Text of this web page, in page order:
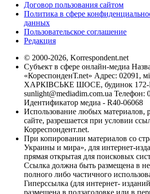
Договор пользования сайтом
Политика в сфере
данных
Пользовательское соглашение
Редакция
© 2000-2026, Korrespondent.net
Субъект в сфере онлайн-медиа
«КореспонденТ.net» Адрес: 02091,
ХАРКІВСЬКЕ ШОСЕ, будинок 172-
sunlight@mediadim.com.ua Телефон:
Идентификатор медиа - R40-06068
Использование любых материалов,
сайте, разрешается при условии
Корреспондент.net.
При копировании материалов со
Украины и мира», для интернет-
прямая открытая для поисковых
Ссылка должна быть размещена в
полного либо частичного
Гиперссылка (для интернет-